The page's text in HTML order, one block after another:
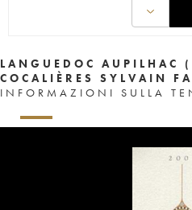
LANGUEDOC AUPILHAC
COCALIÈRES SYLVAIN
INFORMAZIONI SULLA